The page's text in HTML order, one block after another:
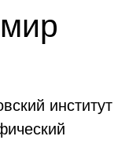
институт